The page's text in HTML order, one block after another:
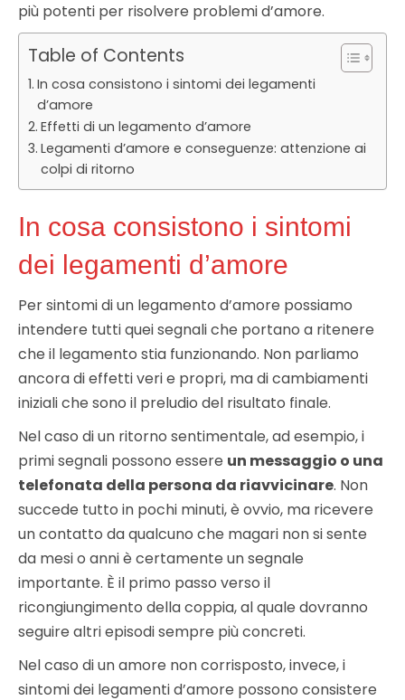
più potenti per risolvere problemi d’amore.
Table of Contents
In cosa consistono i sintomi dei legamenti
d’amore
Effetti di un legamento d’amore
Legamenti d’amore e conseguenze: attenzione ai
colpi di ritorno
In cosa consistono i sintomi
dei legamenti d’amore
Per sintomi di un legamento d’amore possiamo
intendere tutti quei segnali che portano a ritenere
che il legamento stia funzionando. Non parliamo
ancora di effetti veri e propri, ma di cambiamenti
iniziali che sono il preludio del risultato finale.
Nel caso di un ritorno sentimentale, ad esempio, i
primi segnali possono essere un messaggio o una
telefonata della persona da riavvicinare. Non
succede tutto in pochi minuti, è ovvio, ma ricevere
un contatto da qualcuno che magari non si sente
da mesi o anni è certamente un segnale
importante. È il primo passo verso il
ricongiungimento della coppia, al quale dovranno
seguire altri episodi sempre più concreti.
Nel caso di un amore non corrisposto, invece, i
sintomi dei legamenti d’amore possono consistere